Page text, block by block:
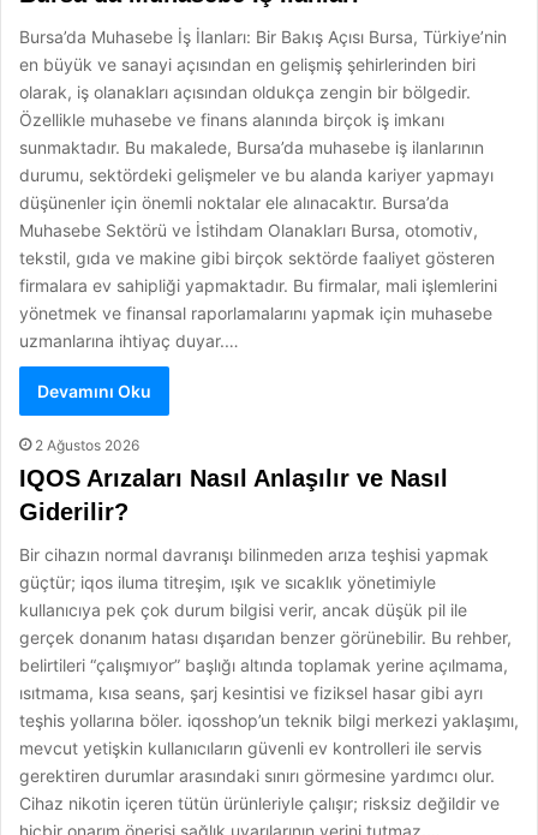
Bursa’da Muhasebe İş İlanları: Bir Bakış Açısı Bursa, Türkiye’nin
en büyük ve sanayi açısından en gelişmiş şehirlerinden biri
olarak, iş olanakları açısından oldukça zengin bir bölgedir.
Özellikle muhasebe ve finans alanında birçok iş imkanı
sunmaktadır. Bu makalede, Bursa’da muhasebe iş ilanlarının
durumu, sektördeki gelişmeler ve bu alanda kariyer yapmayı
düşünenler için önemli noktalar ele alınacaktır. Bursa’da
Muhasebe Sektörü ve İstihdam Olanakları Bursa, otomotiv,
tekstil, gıda ve makine gibi birçok sektörde faaliyet gösteren
firmalara ev sahipliği yapmaktadır. Bu firmalar, mali işlemlerini
yönetmek ve finansal raporlamalarını yapmak için muhasebe
uzmanlarına ihtiyaç duyar.…
Devamını Oku
2 Ağustos 2026
IQOS Arızaları Nasıl Anlaşılır ve Nasıl
Giderilir?
Bir cihazın normal davranışı bilinmeden arıza teşhisi yapmak
güçtür; iqos iluma titreşim, ışık ve sıcaklık yönetimiyle
kullanıcıya pek çok durum bilgisi verir, ancak düşük pil ile
gerçek donanım hatası dışarıdan benzer görünebilir. Bu rehber,
belirtileri “çalışmıyor” başlığı altında toplamak yerine açılmama,
ısıtmama, kısa seans, şarj kesintisi ve fiziksel hasar gibi ayrı
teşhis yollarına böler. iqosshop’un teknik bilgi merkezi yaklaşımı,
mevcut yetişkin kullanıcıların güvenli ev kontrolleri ile servis
gerektiren durumlar arasındaki sınırı görmesine yardımcı olur.
Cihaz nikotin içeren tütün ürünleriyle çalışır; risksiz değildir ve
hiçbir onarım önerisi sağlık uyarılarının yerini tutmaz.…